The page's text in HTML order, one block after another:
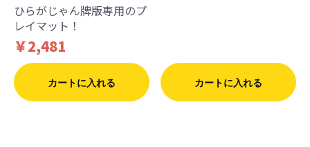
ひらがじゃん牌版専用のプ
レイマット！
￥2,481
カートに入れる カートに入れる